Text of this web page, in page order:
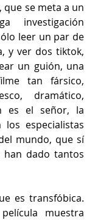
que se meta a un
investigación
leer un par de
y ver dos tiktok,
un guión, una
tan fársico,
dramático,
es el señor, la
especialistas
mundo, que sí
han dado tantos
es transfóbica.
muestra